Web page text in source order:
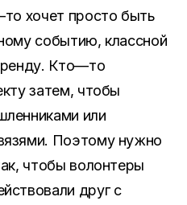
то хочет просто быть
событию, классной
. Кто—то
затем, чтобы
или
. Поэтому нужно
, чтобы волонтеры
друг с